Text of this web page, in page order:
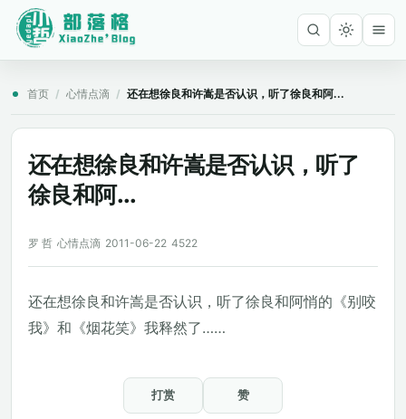
首页 / 心情点滴 / 还在想徐良和许嵩是否认识，听了徐良和阿...
还在想徐良和许嵩是否认识，听了
徐良和阿...
罗 哲 心情点滴 2011-06-22 4522
还在想徐良和许嵩是否认识，听了徐良和阿悄的《别咬
我》和《烟花笑》我释然了……
打赏 赞